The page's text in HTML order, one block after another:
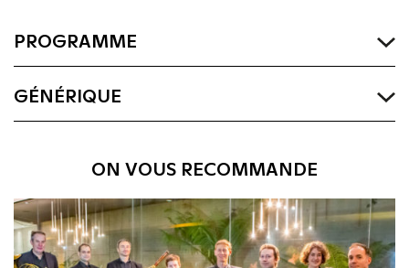
PROGRAMME
GÉNÉRIQUE
ON VOUS RECOMMANDE